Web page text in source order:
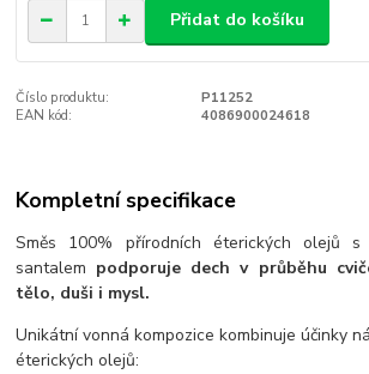
Přidat do košíku
Číslo produktu:
P11252
EAN kód:
4086900024618
Kompletní specifikace
Směs 100% přírodních éterických olejů
santalem podporuje dech v průběhu
tělo, duši i mysl.
Unikátní vonná kompozice kombinuje účinky
éterických olejů: